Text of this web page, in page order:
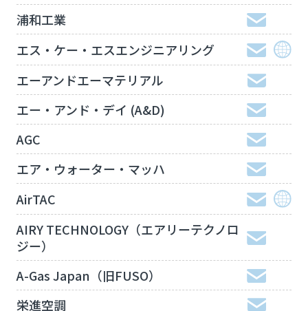
浦和工業
エス・ケー・エスエンジニアリング
エーアンドエーマテリアル
エー・アンド・デイ (A&D)
AGC
エア・ウォーター・マッハ
AirTAC
AIRY TECHNOLOGY（エアリーテクノロ
ジー）
A-Gas Japan（旧FUSO）
栄進空調